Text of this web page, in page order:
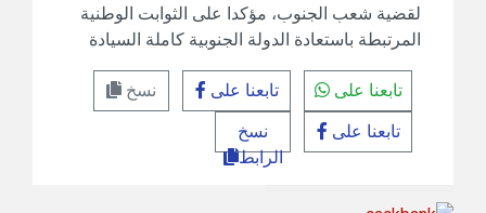
لقضية شعب الجنوب، مؤكدا على الثوابت الوطنية
المرتبطة باستعادة الدولة الجنوبية كاملة السيادة
تابعنا على تابعنا على
نسخ
تابعنا على
نسخ
الرابط